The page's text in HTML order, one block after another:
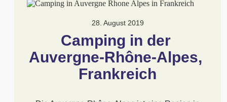
28. August 2019
Camping in der
Auvergne-Rhône-Alpes,
Frankreich